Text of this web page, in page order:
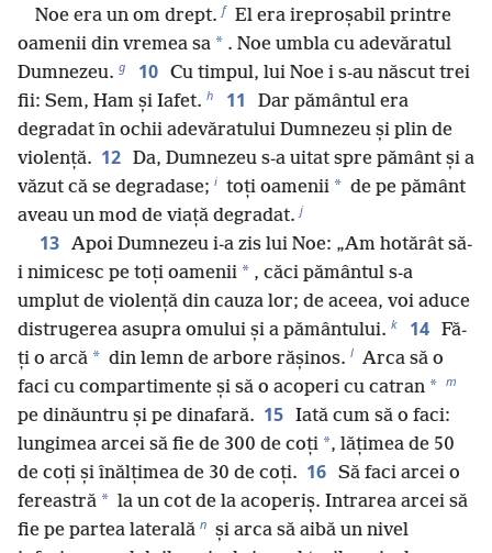
Noe era un om drept. f El era ireproșabil printre
oamenii din vremea sa * . Noe umbla cu adevăratul
Dumnezeu. g 10 Cu timpul, lui Noe i s-au născut trei
fii: Sem, Ham și Iafet. h 11
Dar pământul era
degradat în ochii adevăratului Dumnezeu și plin de
violență. 12 Da, Dumnezeu s-a uitat spre pământ și a
văzut că se degradase; i toți oamenii * de pe pământ
aveau un mod de viață degradat. j
13 Apoi Dumnezeu i-a zis lui Noe: „Am hotărât să-
i nimicesc pe toți oamenii * , căci pământul s-a
umplut de violență din cauza lor; de aceea, voi aduce
distrugerea asupra omului și a pământului. k 14 Fă-
ți o arcă * din lemn de arbore rășinos. l Arca să o
faci cu compartimente și să o acoperi cu catran * m
pe dinăuntru și pe dinafară. 15 Iată cum să o faci:
lungimea arcei să fie de 300 de coți *, lățimea de 50
de coți și înălțimea de 30 de coți. 16 Să faci arcei o
fereastră * la un cot de la acoperiș. Intrarea arcei să
fie pe partea laterală n și arca să aibă un nivel